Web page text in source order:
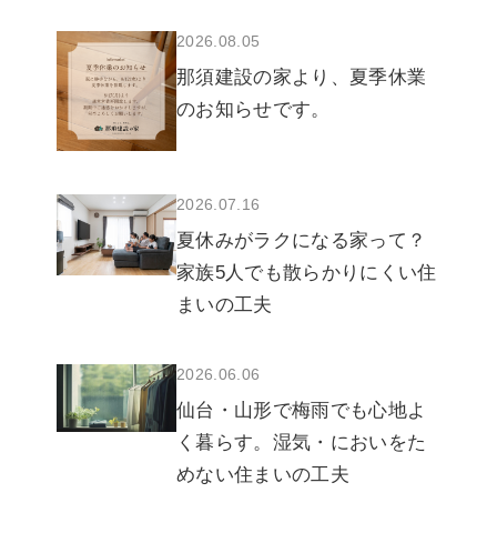
2026.08.05
那須建設の家より、夏季休業
のお知らせです。
2026.07.16
夏休みがラクになる家って？
家族5人でも散らかりにくい住
まいの工夫
2026.06.06
仙台・山形で梅雨でも心地よ
く暮らす。湿気・においをた
めない住まいの工夫